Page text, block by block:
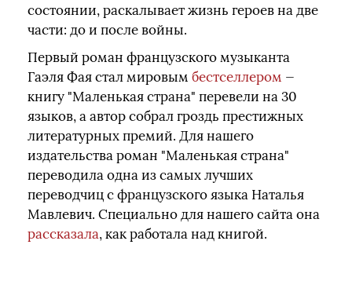
состоянии, раскалывает жизнь героев на две
части: до и после войны.
Первый роман французского музыканта
Гаэля Фая стал мировым бестселлером —
книгу "Маленькая страна" перевели на 30
языков, а автор собрал гроздь престижных
литературных премий. Для нашего
издательства роман "Маленькая страна"
переводила одна из самых лучших
переводчиц с французского языка Наталья
Мавлевич. Специально для нашего сайта она
рассказала, как работала над книгой.